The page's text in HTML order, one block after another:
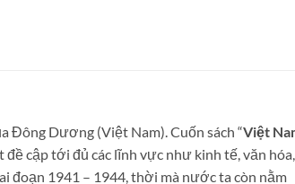
Đông Dương (Việt Nam). Cuốn sách “Việt
đề cập tới đủ các lĩnh vực như kinh tế, văn
đoạn 1941 – 1944, thời mà nước ta còn nằm